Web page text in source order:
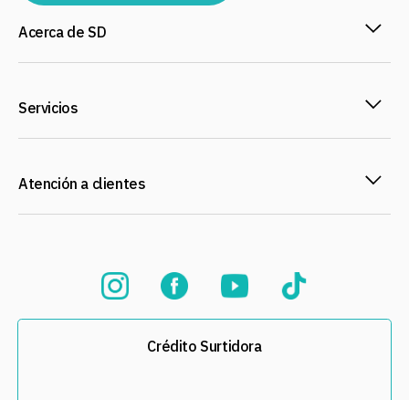
Acerca de SD
Servicios
Atención a clientes
Crédito Surtidora